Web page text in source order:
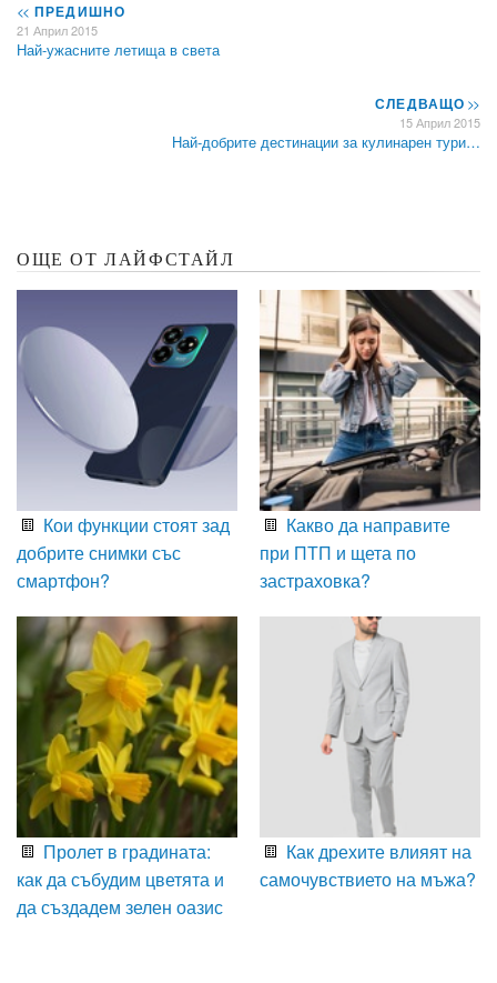
<< ПРЕДИШНО
21 Април 2015
Най-ужасните летища в света
СЛЕДВАЩО>>
15 Април 2015
Най-добрите дестинации за кулинарен тури…
ОЩЕ ОТ ЛАЙФСТАЙЛ
Кои функции стоят зад
добрите снимки със
смартфон?
Какво да направите
при ПТП и щета по
застраховка?
Пролет в градината:
как да събудим цветята и
да създадем зелен оазис
Как дрехите влияят на
самочувствието на мъжа?